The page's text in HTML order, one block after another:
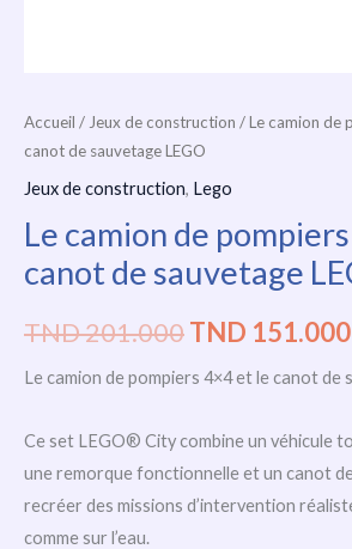
Accueil / Jeux de construction / Le camion de
canot de sauvetage LEGO
Jeux de construction, Lego
Le camion de
canot de sauvetage
TND201.000TND 151.000
Le camion de pompiers 4×4 et le canot de
Ce set LEGO® City combine un véhicule
une remorque fonctionnelle et un canot
recréer des missions d’intervention
comme sur l’eau.